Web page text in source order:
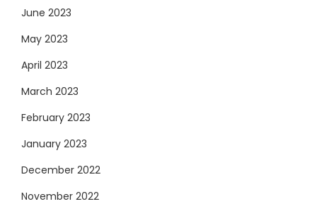
June 2023
May 2023
April 2023
March 2023
February 2023
January 2023
December 2022
November 2022